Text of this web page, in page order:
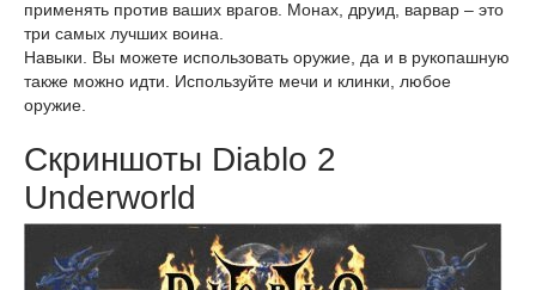
применять против ваших врагов. Монах, друид, варвар – это
три самых лучших воина.
Навыки. Вы можете использовать оружие, да и в рукопашную
также можно идти. Используйте мечи и клинки, любое
оружие.
Скриншоты Diablo 2
Underworld